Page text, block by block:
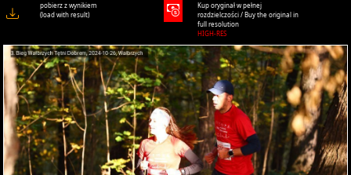
pobierz z wynikiem
(load with result)
Kup oryginał w pełnej
rozdzielczości / Buy the original in
full resolution
HIGH-RES